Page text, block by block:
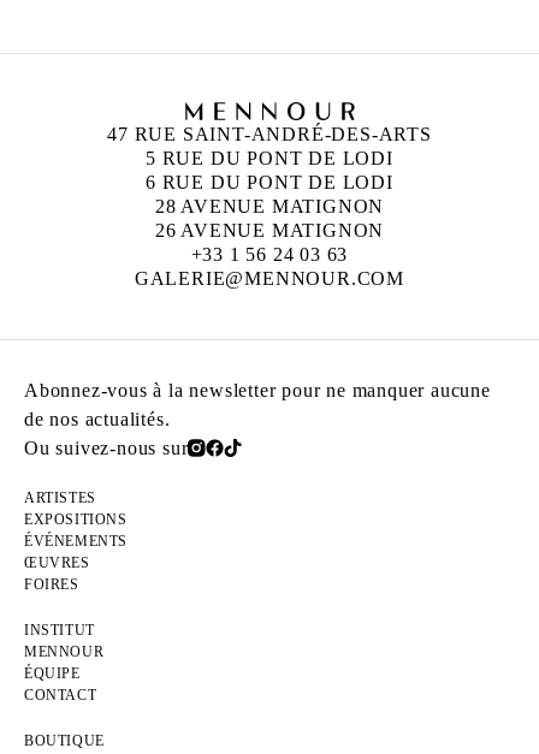
47 RUE SAINT-ANDRÉ-DES-ARTS
5 RUE DU PONT DE LODI
6 RUE DU PONT DE LODI
28 AVENUE MATIGNON
26 AVENUE MATIGNON
+33 1 56 24 03 63
GALERIE@MENNOUR.COM
Abonnez-vous à la newsletter pour ne manquer aucune
de nos actualités.
Ou suivez-nous sur
ARTISTES
EXPOSITIONS
ÉVÉNEMENTS
ŒUVRES
FOIRES
INSTITUT
MENNOUR
ÉQUIPE
CONTACT
BOUTIQUE